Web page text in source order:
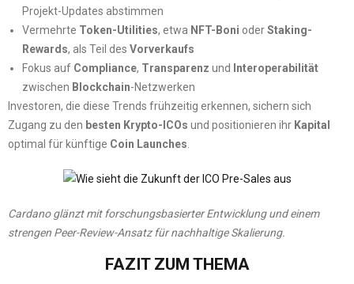
Projekt-Updates abstimmen
Vermehrte Token-Utilities, etwa NFT-Boni oderStaking-
Rewards, als Teil des Vorverkaufs
Fokus auf Compliance, Transparenz und
Interoperabilität
zwischen Blockchain-Netzwerken
Investoren, die diese Trends frühzeitig erkennen, sichern sich
Zugang zu den besten Krypto-ICOs und positionieren ihr Kapital
optimal für künftige Coin Launches
Cardano glänzt mit forschungsbasierter Entwicklung und einem
strengen Peer-Review-Ansatz für nachhaltige Skalierung.
FAZIT ZUM THEMA